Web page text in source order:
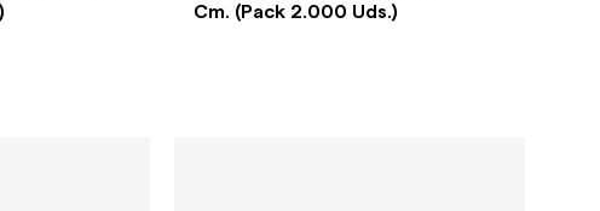
Cm. (Pack 2.000 Uds.)